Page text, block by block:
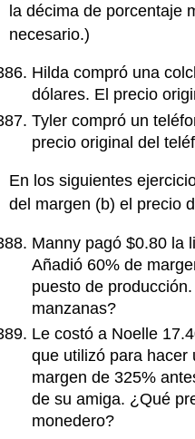
la décima de porcentaje
necesario.)
Hilda compró una
dólares. El precio
Tyler compró un
precio original del
En los siguientes
del margen (b) el precio
Manny pagó $0.80 la
Añadió 60% de
puesto de
manzanas?
Le costó a Noelle
que utilizó para hacer
margen de 325%
de su amiga. ¿Qué
monedero?